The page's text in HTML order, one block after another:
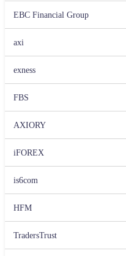
EBC Financial Group
axi
exness
FBS
AXIORY
iFOREX
is6com
HFM
TradersTrust